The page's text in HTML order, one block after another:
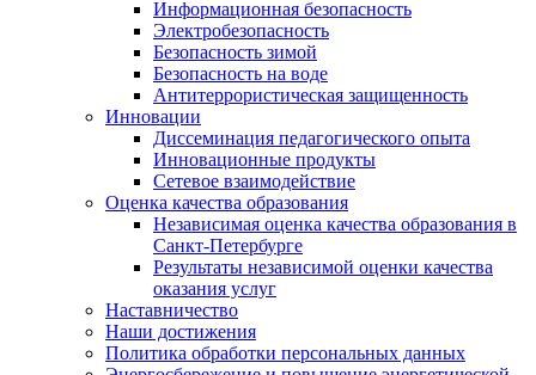
Информационная безопасность
Электробезопасность
Безопасность зимой
Безопасность на воде
Антитеррористическая защищенность
Инновации
Диссеминация педагогического опыта
Инновационные продукты
Сетевое взаимодействие
Оценка качества образования
Независимая оценка качества образования в
Санкт-Петербурге
Результаты независимой оценки качества
оказания услуг
Наставничество
Наши достижения
Политика обработки персональных данных